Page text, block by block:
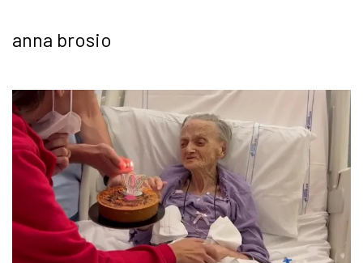
anna brosio